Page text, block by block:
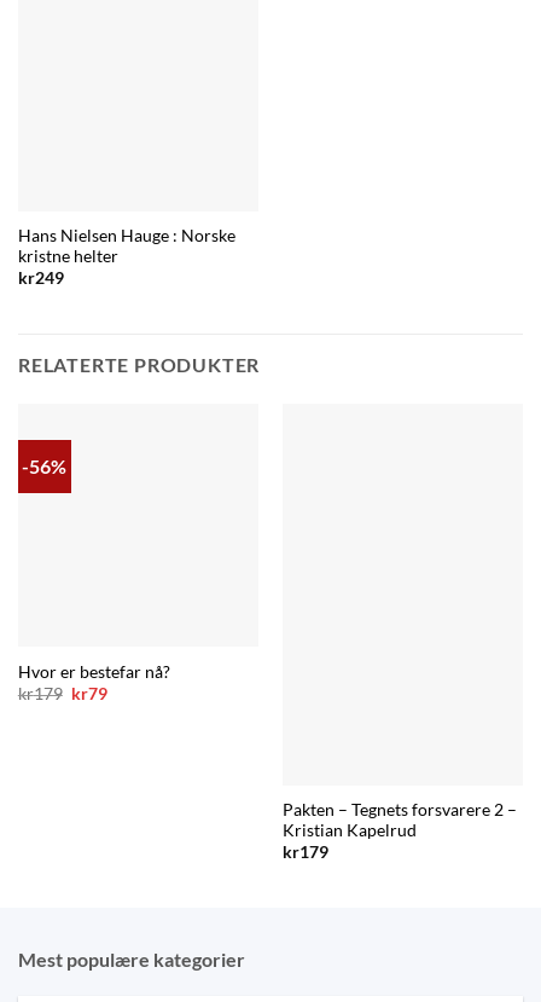
Hans Nielsen Hauge : Norske
kristne helter
kr249
RELATERTE PRODUKTER
-56%
Hvor er bestefar nå?
kr179 Opprinnelig
kr79Nåværende
Pakten – Tegnets forsvarere 2 –
Kristian Kapelrud
kr179
Mest populære kategorier